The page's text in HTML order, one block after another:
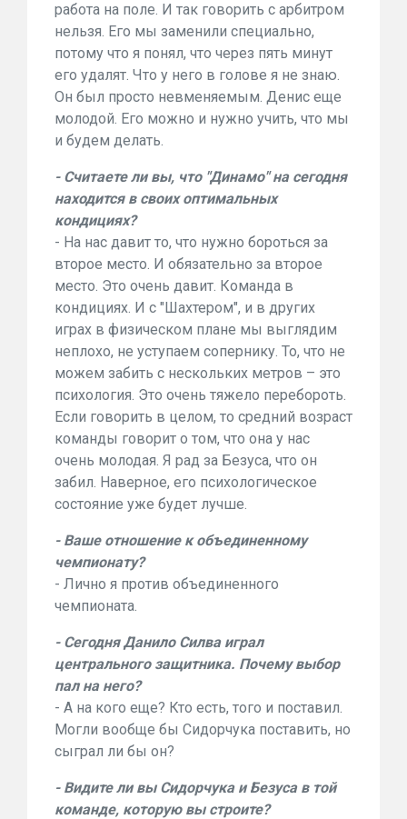
работа на поле. И так говорить с арбитром
нельзя. Его мы заменили специально,
потому что я понял, что через пять минут
его удалят. Что у него в голове я не знаю.
Он был просто невменяемым. Денис еще
молодой. Его можно и нужно учить, что мы
и будем делать.
- Считаете ли вы, что "Динамо" на сегодня
находится в своих оптимальных
кондициях?
- На нас давит то, что нужно бороться за
второе место. И обязательно за второе
место. Это очень давит. Команда в
кондициях. И с "Шахтером", и в других
играх в физическом плане мы выглядим
неплохо, не уступаем сопернику. То, что не
можем забить с нескольких метров – это
психология. Это очень тяжело перебороть.
Если говорить в целом, то средний возраст
команды говорит о том, что она у нас
очень молодая. Я рад за Безуса, что он
забил. Наверное, его психологическое
состояние уже будет лучше.
- Ваше отношение к объединенному
чемпионату?
- Лично я против объединенного
чемпионата.
- Сегодня Данило Силва играл
центрального защитника. Почему выбор
пал на него?
- А на кого еще? Кто есть, того и поставил.
Могли вообще бы Сидорчука поставить, но
сыграл ли бы он?
- Видите ли вы Сидорчука и Безуса в той
команде, которую вы строите?